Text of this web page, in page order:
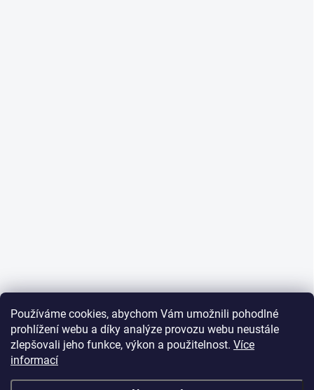
Používáme cookies, abychom Vám umožnili pohodlné
prohlížení webu a díky analýze provozu webu neustále
zlepšovali jeho funkce, výkon a použitelnost. Více
informací